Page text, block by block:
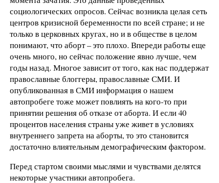
социологических опросов. Сейчас возникла целая сеть
центров кризисной беременности по всей стране; и не
только в церковных кругах, но и в обществе в целом
понимают, что аборт – это плохо. Впереди работы еще
очень много, но сейчас положение явно лучше, чем
годы назад. Многое зависит от того, как нас поддержат
православные блоггеры, православные СМИ. И
опубликованная в СМИ информация о нашем
автопробеге тоже может повлиять на кого-то при
принятии решения об отказе от аборта. И если 40
процентов населения страны уже живет в условиях
внутреннего запрета на аборты, то это становится
достаточно влиятельным демографическим фактором.
Перед стартом своими мыслями и чувствами делятся
некоторые участники автопробега.